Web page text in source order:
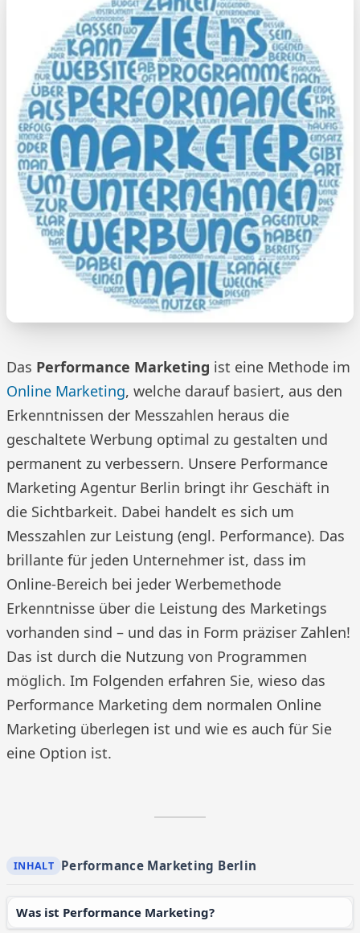
Das Performance Marketing ist eine Methode im
Online Marketing, welche darauf basiert, aus den
Erkenntnissen der Messzahlen heraus die
geschaltete Werbung optimal zu gestalten und
permanent zu verbessern. Unsere Performance
Marketing Agentur Berlin bringt ihr Geschäft in
die Sichtbarkeit. Dabei handelt es sich um
Messzahlen zur Leistung (engl. Performance). Das
brillante für jeden Unternehmer ist, dass im
Online-Bereich bei jeder Werbemethode
Erkenntnisse über die Leistung des Marketings
vorhanden sind – und das in Form präziser Zahlen!
Das ist durch die Nutzung von Programmen
möglich. Im Folgenden erfahren Sie, wieso das
Performance Marketing dem normalen Online
Marketing überlegen ist und wie es auch für Sie
eine Option ist.
Performance Marketing Berlin
Was ist Performance Marketing?